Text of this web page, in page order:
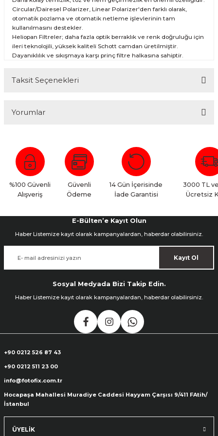
Circular/Dairesel Polarizer, Linear Polarizer'den farklı olarak,
otomatik pozlama ve otomatik netleme işlevlerinin tam
kullanılmasını destekler.
Heliopan Filtreler; daha fazla optik berraklık ve renk doğruluğu için
ileri teknolojili, yüksek kaliteli Schott camdan üretilmiştir.
Dayanıklılık ve sıkışmaya karşı prinç filtre halkasına sahiptir.
Taksit Seçenekleri
Yorumlar
Bu ürüne ilk yorumu siz yapın!
Yorum Yaz
%100 Güvenli
Alışveriş
Güvenli
Ödeme
14 Gün İçerisinde
İade Garantisi
3000 TL
Ücretsiz
E-Bülten’e Kayıt Olun
Haber Listemize kayıt olarak kampanyalardan, haberdar olabilirsiniz.
Kayıt Ol
Sosyal Medyada Bizi Takip Edin.
Haber Listemize kayıt olarak kampanyalardan, haberdar olabilirsiniz.
+90 0212 526 87 43
+90 0212 511 23 00
info@fotofix.com.tr
Hocapaşa Mahallesi Muradiye Caddesi Hayyam Çarşısı 9/411 FAtih/
İstanbul
ÜYELİK